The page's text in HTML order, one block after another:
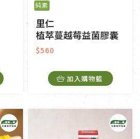
純素
里仁
植萃蔓越莓益菌膠囊
$560
加入購物籃